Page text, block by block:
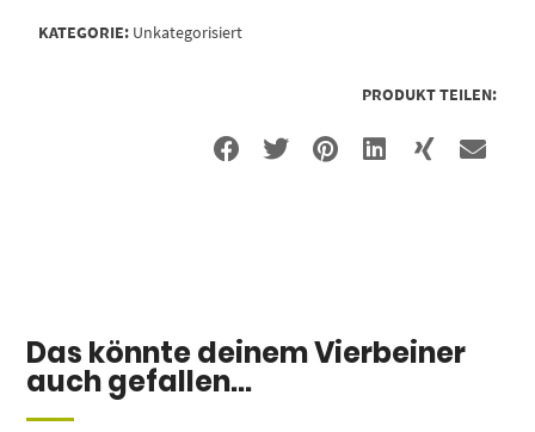
KATEGORIE: Unkategorisiert
PRODUKT TEILEN:
Das könnte deinem Vierbeiner
auch gefallen...